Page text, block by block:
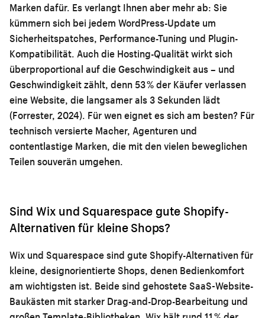
Marken dafür. Es verlangt Ihnen aber mehr ab: Sie
kümmern sich bei jedem WordPress-Update um
Sicherheitspatches, Performance-Tuning und Plugin-
Kompatibilität. Auch die Hosting-Qualität wirkt sich
überproportional auf die Geschwindigkeit aus – und
Geschwindigkeit zählt, denn 53 % der Käufer verlassen
eine Website, die langsamer als 3 Sekunden lädt
(Forrester, 2024). Für wen eignet es sich am besten? Für
technisch versierte Macher, Agenturen und
contentlastige Marken, die mit den vielen beweglichen
Teilen souverän umgehen.
Sind Wix und Squarespace gute Shopify-
Alternativen für kleine Shops?
Wix und Squarespace sind gute Shopify-Alternativen für
kleine, designorientierte Shops, denen Bedienkomfort
am wichtigsten ist. Beide sind gehostete SaaS-Website-
Baukästen mit starker Drag-and-Drop-Bearbeitung und